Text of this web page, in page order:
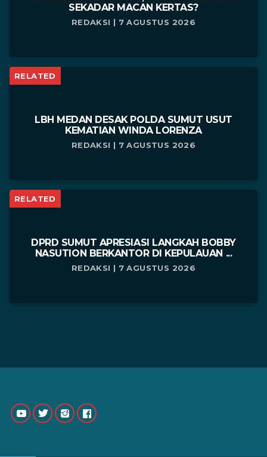
SEKADAR MACAN KERTAS?
REDAKSI | 7 AGUSTUS 2026
RELATED
LBH MEDAN DESAK POLDA SUMUT USUT
KEMATIAN WINDA LORENZA
REDAKSI | 7 AGUSTUS 2026
RELATED
DPRD SUMUT APRESIASI LANGKAH BOBBY
NASUTION BERKANTOR DI KEPULAUAN ...
REDAKSI | 7 AGUSTUS 2026